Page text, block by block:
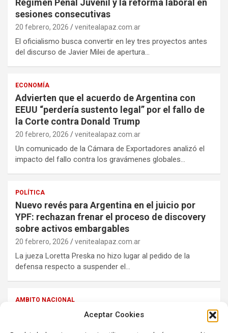
Aceptar Cookies
Régimen Penal Juvenil y la reforma laboral en
sesiones consecutivas
20 febrero, 2026 venitealapaz.com.ar
El oficialismo busca convertir en ley tres proyectos antes
del discurso de Javier Milei de apertura…
ECONOMÍA
Advierten que el acuerdo de Argentina con
EEUU “perdería sustento legal” por el fallo de
la Corte contra Donald Trump
20 febrero, 2026 venitealapaz.com.ar
Un comunicado de la Cámara de Exportadores analizó el
impacto del fallo contra los gravámenes globales…
POLÍTICA
Nuevo revés para Argentina en el juicio por
YPF: rechazan frenar el proceso de discovery
sobre activos embargables
20 febrero, 2026 venitealapaz.com.ar
La jueza Loretta Preska no hizo lugar al pedido de la
defensa respecto a suspender el…
AMBITO NACIONAL
Preocupados por las importaciones,